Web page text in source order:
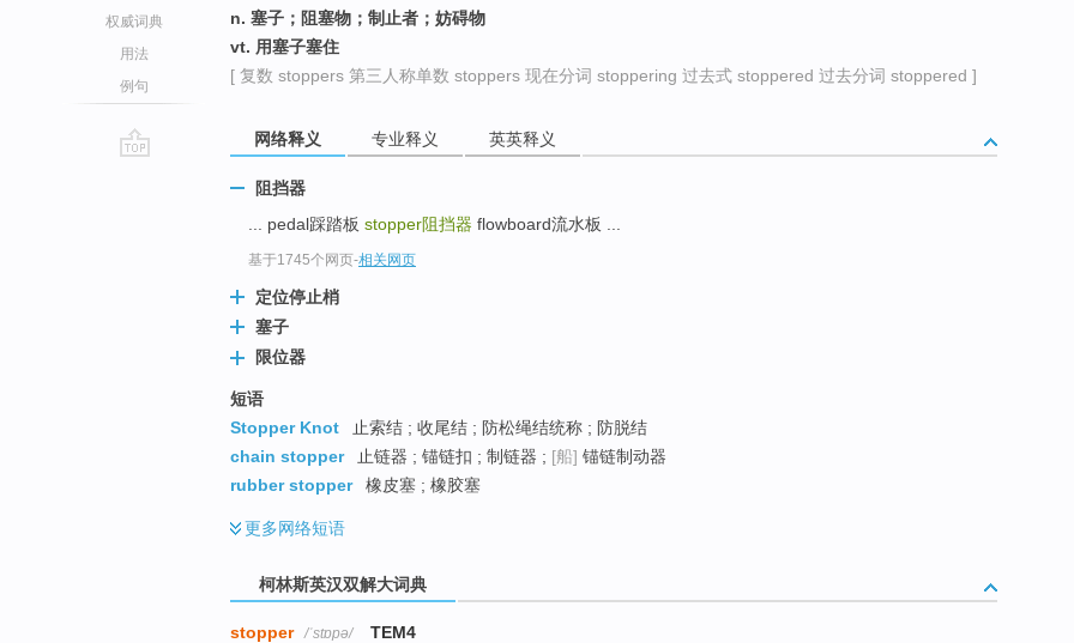
权威词典
用法
例句
n. 塞子；阻塞物；制止者；妨碍物
vt. 用塞子塞住
[ 复数 stoppers 第三人称单数 stoppers 现在分词 stoppering 过去式 stoppered 过去分词 stoppered ]
网络释义 专业释义 英英释义
阻挡器
... pedal踩踏板 stopper阻挡器 flowboard流水板 ...
基于1745个网页-相关网页
定位停止梢
塞子
限位器
短语
Stopper Knot
止索结 ; 收尾结 ; 防松绳结统称 ; 防脱结
chain stopper
止链器 ; 锚链扣 ; 制链器 ; [船] 锚链制动器
rubber stopper
橡皮塞 ; 橡胶塞
更多网络短语
柯林斯英汉双解大词典
stopper /ˈstɒpə/ TEM4